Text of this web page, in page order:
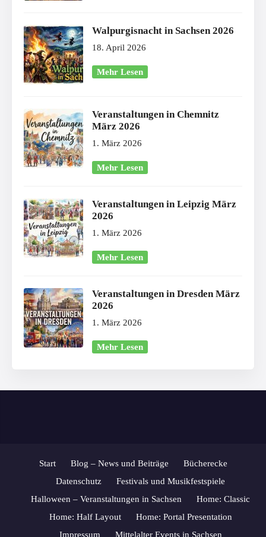
Walpurgisnacht in Sachsen 2026
18. April 2026
Mehr Lesen
Veranstaltungen in Chemnitz
März 2026
1. März 2026
Mehr Lesen
Veranstaltungen in Leipzig März
2026
1. März 2026
Mehr Lesen
Veranstaltungen in Dresden März
2026
1. März 2026
Mehr Lesen
Start Blog – News und Beiträge
Bücherecke
Datenschutz
Festivals und Musikfestspiele
Halloween – Veranstaltungen in Sachsen
Home: Classic
Home: Half Layout
Home: Portal Presentation
Impressum
Mittelalter Events in Sachsen